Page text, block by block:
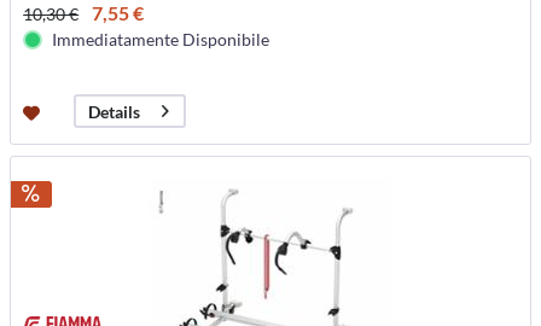
10,30 € 7,55 €
Immediatamente Disponibile
Details